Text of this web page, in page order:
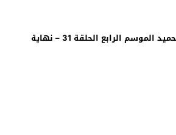
مسلسل السلطان عبد الحميد الموسم الرابع الحلقة 31 – نهاية